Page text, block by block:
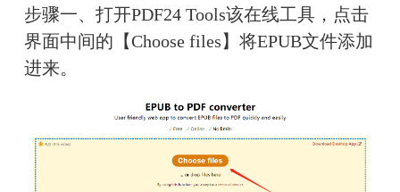
步骤一、打开PDF24 Tools该在线工具，点击
界面中间的【Choose files】将EPUB文件添加
进来。